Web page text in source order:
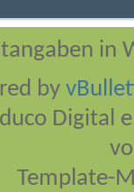
in
by
Digital
Template-